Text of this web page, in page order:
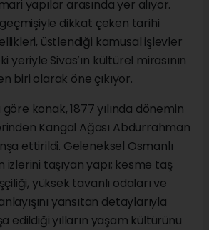
yapılar arasında yer alıyor.
geçmişiyle dikkat çeken tarihi
üstlendiği kamusal işlevler
yeriyle Sivas’ın kültürel mirasının
biri olarak öne çıkıyor.
konak, 1877 yılında dönemin
Kangal Ağası Abdurrahman
ettirildi. Geleneksel Osmanlı
izlerini taşıyan yapı; kesme taş
yüksek tavanlı odaları ve
yansıtan detaylarıyla
edildiği yılların yaşam kültürünü